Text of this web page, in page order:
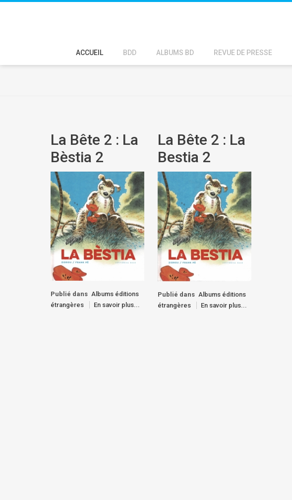
ACCUEIL BDD ALBUMS BD REVUE DE PRESSE
La Bête 2 : La
Bèstia 2
Publié dans Albums éditions
étrangères
En savoir plus...
La Bête 2 : La
Bestia 2
Publié dans Albums éditions
étrangères
En savoir plus...